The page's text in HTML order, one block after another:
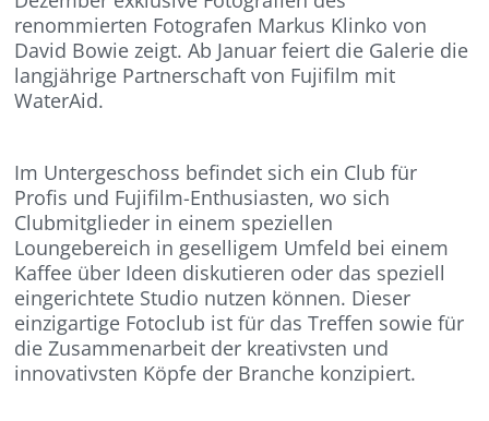
renommierten Fotografen Markus Klinko von
David Bowie zeigt. Ab Januar feiert die Galerie die
langjährige Partnerschaft von Fujifilm mit
WaterAid.
Im Untergeschoss befindet sich ein Club für
Profis und Fujifilm-Enthusiasten, wo sich
Clubmitglieder in einem speziellen
Loungebereich in geselligem Umfeld bei einem
Kaffee über Ideen diskutieren oder das speziell
eingerichtete Studio nutzen können. Dieser
einzigartige Fotoclub ist für das Treffen sowie für
die Zusammenarbeit der kreativsten und
innovativsten Köpfe der Branche konzipiert.